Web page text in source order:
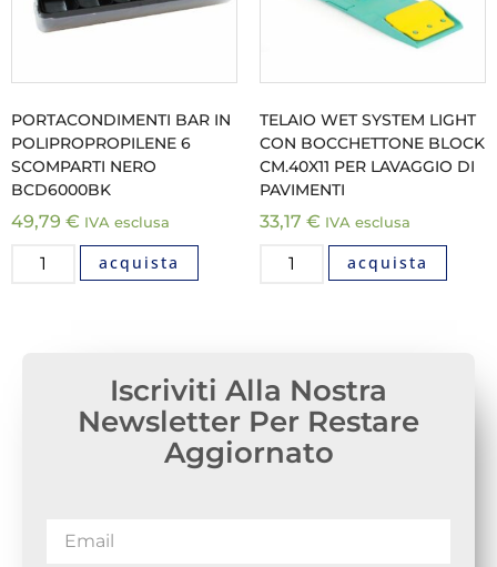
PORTACONDIMENTI BAR IN
POLIPROPROPILENE 6
SCOMPARTI NERO
BCD6000BK
49,79 € IVA esclusa
acquista
TELAIO WET SYSTEM LIGHT
CON BOCCHETTONE BLOCK
CM.40X11 PER LAVAGGIO DI
PAVIMENTI
33,17 € IVA esclusa
acquista
Iscriviti Alla Nostra
Newsletter Per Restare
Aggiornato